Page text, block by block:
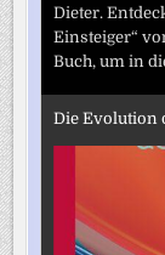
Dieter.
Einsteiger“
Buch, um in
Die Evolution